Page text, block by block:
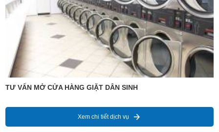
TƯ VẤN MỞ CỬA HÀNG GIẶT DÂN SINH
Xem chi tiết dịch vụ